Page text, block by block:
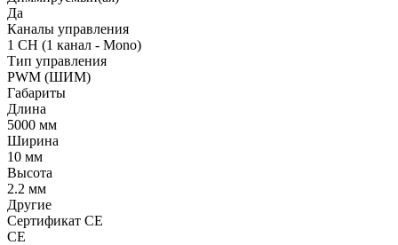
Да
Каналы управления
1 CH (1 канал - Mono)
Тип управления
PWM (ШИМ)
Габариты
Длина
5000 мм
Ширина
10 мм
Высота
2.2 мм
Другие
Сертификат CE
CE